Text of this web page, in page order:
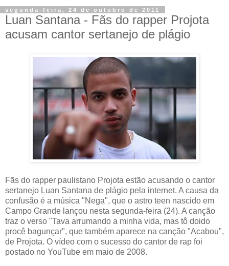
segunda-feira, 24 de outubro de 2011
Luan Santana - Fãs do rapper Projota
acusam cantor sertanejo de plágio
Fãs do rapper paulistano Projota estão acusando o cantor
sertanejo Luan Santana de plágio pela internet. A causa da
confusão é a música "Nega", que o astro teen nascido em
Campo Grande lançou nesta segunda-feira (24). A canção
traz o verso "Tava arrumando a minha vida, mas tô doido
procê bagunçar", que também aparece na canção "Acabou",
de Projota. O vídeo com o sucesso do cantor de rap foi
postado no YouTube em maio de 2008.